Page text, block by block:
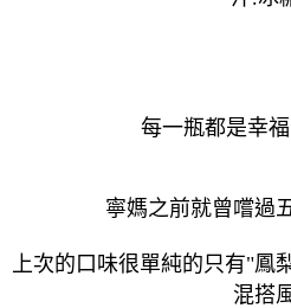
每一瓶都是幸
寧媽之前就曾嚐過
上次的口味很單純的只有"鳳
混搭